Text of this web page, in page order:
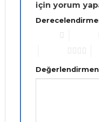
için yorum